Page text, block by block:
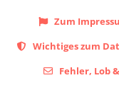
Zum
Wichtiges zum
Fehler, Lob